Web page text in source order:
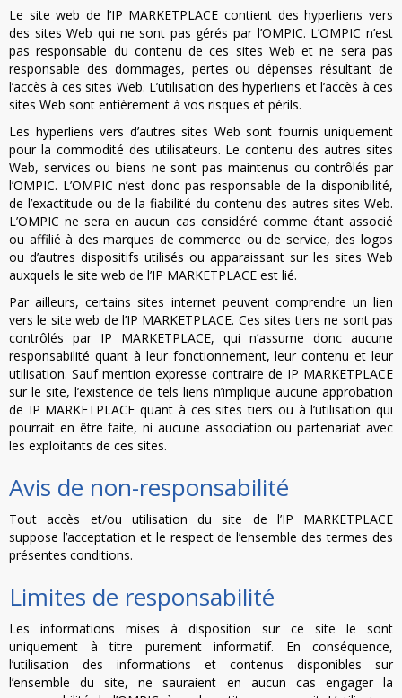
Le site web de l’IP MARKETPLACE contient des hyperliens vers
des sites Web qui ne sont pas gérés par l’OMPIC. L’OMPIC n’est
pas responsable du contenu de ces sites Web et ne sera pas
responsable des dommages, pertes ou dépenses résultant de
l’accès à ces sites Web. L’utilisation des hyperliens et l’accès à ces
sites Web sont entièrement à vos risques et périls.
Les hyperliens vers d’autres sites Web sont fournis uniquement
pour la commodité des utilisateurs. Le contenu des autres sites
Web, services ou biens ne sont pas maintenus ou contrôlés par
l’OMPIC. L’OMPIC n’est donc pas responsable de la disponibilité,
de l’exactitude ou de la fiabilité du contenu des autres sites Web.
L’OMPIC ne sera en aucun cas considéré comme étant associé
ou affilié à des marques de commerce ou de service, des logos
ou d’autres dispositifs utilisés ou apparaissant sur les sites Web
auxquels le site web de l’IP MARKETPLACE est lié.
Par ailleurs, certains sites internet peuvent comprendre un lien
vers le site web de l’IP MARKETPLACE. Ces sites tiers ne sont pas
contrôlés par IP MARKETPLACE, qui n’assume donc aucune
responsabilité quant à leur fonctionnement, leur contenu et leur
utilisation. Sauf mention expresse contraire de IP MARKETPLACE
sur le site, l’existence de tels liens n’implique aucune approbation
de IP MARKETPLACE quant à ces sites tiers ou à l’utilisation qui
pourrait en être faite, ni aucune association ou partenariat avec
les exploitants de ces sites.
Avis de non-responsabilité
Tout accès et/ou utilisation du site de l’IP MARKETPLACE
suppose l’acceptation et le respect de l’ensemble des termes des
présentes conditions.
Limites de responsabilité
Les informations mises à disposition sur ce site le sont
uniquement à titre purement informatif. En conséquence,
l’utilisation des informations et contenus disponibles sur
l’ensemble du site, ne sauraient en aucun cas engager la